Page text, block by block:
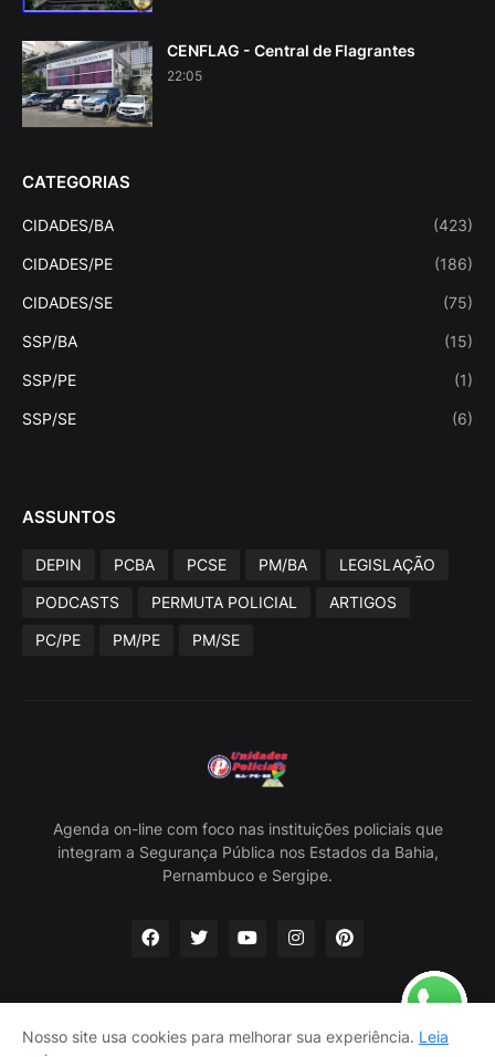
CENFLAG - Central de Flagrantes
22:05
CATEGORIAS
CIDADES/BA (423)
CIDADES/PE (186)
CIDADES/SE (75)
SSP/BA (15)
SSP/PE (1)
SSP/SE (6)
ASSUNTOS
DEPIN PCBA PCSE PM/BA
LEGISLAÇÃO
PODCASTS
PERMUTA POLICIAL
ARTIGOS
PC/PE
PM/PE PM/SE
Agenda on-line com foco nas instituições policiais que
integram a Segurança Pública nos Estados da Bahia,
Pernambuco e Sergipe.
Home Sobre Nós Política Privacidade Contato
Nosso site usa cookies para melhorar sua experiência. Leia